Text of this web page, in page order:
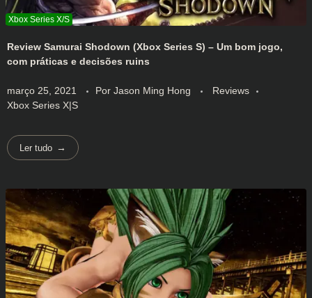
Review Samurai Shodown (Xbox Series S) – Um bom jogo,
com práticas e decisões ruins
março 25, 2021 Por Jason Ming Hong
Reviews
Xbox Series X|S
Ler tudo